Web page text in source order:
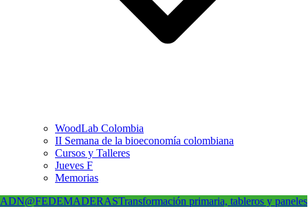
WoodLab Colombia
II Semana de la bioeconomía colombiana
Cursos y Talleres
Jueves F
Memorias
ADN@FEDEMADERASTransformación primaria, tableros y paneles